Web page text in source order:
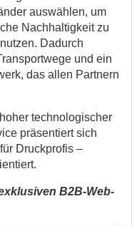
auswählen, um
Nachhaltigkeit zu
Dadurch
und ein
das allen Partnern
technologischer
präsentiert sich
Druckprofis –
B2B-Web-